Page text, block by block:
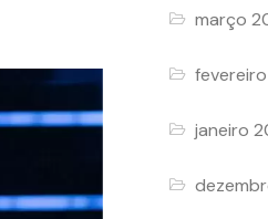
março
janeiro